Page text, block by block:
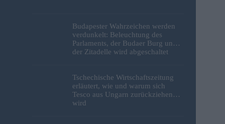
Budapester Wahrzeichen werden
verdunkelt: Beleuchtung des
Parlaments, der Budaer Burg und
der Zitadelle wird abgeschaltet
Tschechische Wirtschaftszeitung
erläutert, wie und warum sich
Tesco aus Ungarn zurückziehen
wird